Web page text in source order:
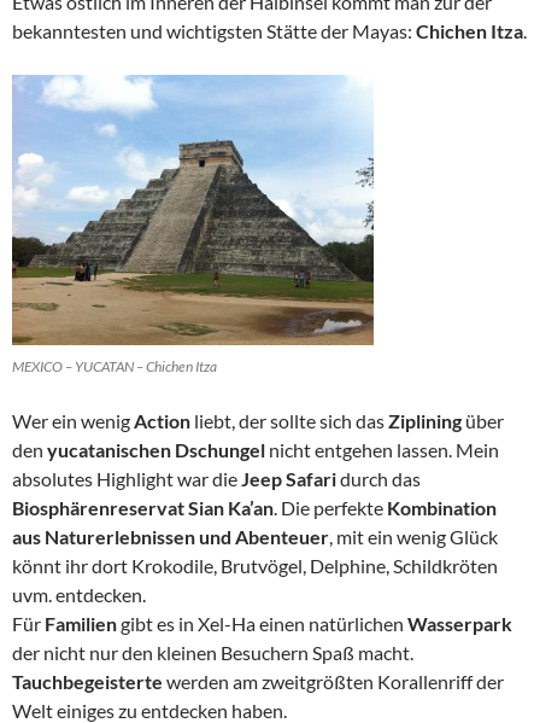
bekanntesten und wichtigsten Stätte der Mayas: Chichen Itza
MEXICO – YUCATAN – Chichen Itza
Wer ein wenig Action liebt, der sollte sich dasZiplining über
den yucatanischen Dschungel nicht entgehen lassen. Mein
absolutes Highlight war die Jeep Safaridurch das
BiosphärenreservatSian Ka’an . Die perfekte Kombination
aus Naturerlebnissen und Abenteuer , mit ein wenig Glück
könnt ihr dort Krokodile, Brutvögel, Delphine, Schildkröten
uvm. entdecken.
Für Familiengibt es in Xel-Ha einen natürlichen Wasserpark
der nicht nur den kleinen Besuchern Spaß macht.
Tauchbegeisterte werden am zweitgrößten Korallenriff der
Welt einiges zu entdecken haben.